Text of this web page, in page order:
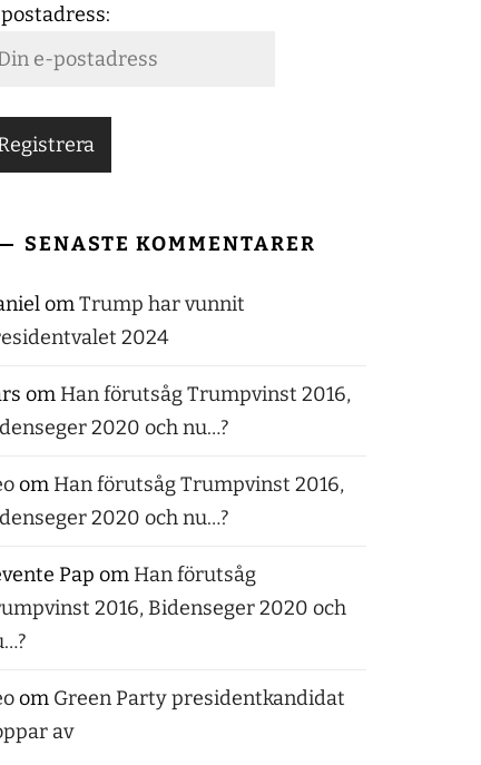
SENASTE KOMMENTARER
omTrump har vunnit
2024
om Han förutsåg Trumpvinst 2016,
2020 och nu…?
om Han förutsåg Trumpvinst 2016,
2020 och nu…?
Pap om Han förutsåg
2016, Bidenseger 2020 och
om Green Party presidentkandidat
av